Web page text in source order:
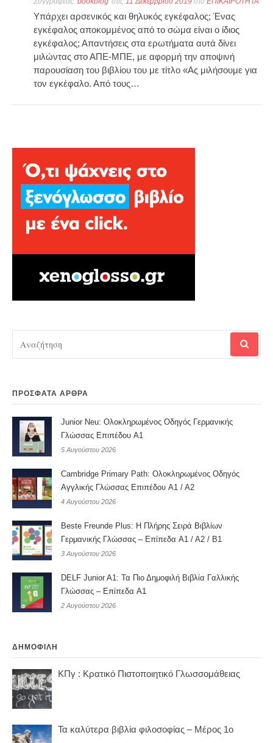
Υπάρχει αρσενικός και θηλυκός εγκέφαλος; Ένας
εγκέφαλος αποκομμένος από το σώμα είναι ο ίδιος
εγκέφαλος; Απαντήσεις στα ερωτήματα αυτά δίνει
μιλώντας στο ΑΠΕ-ΜΠΕ, με αφορμή την αποψινή
παρουσίαση του βιβλίου του με τίτλο «Ας μιλήσουμε για
τον εγκέφαλο. Από τους…
για:
ΠΡΌΣΦΑΤΑ ΆΡΘΡΑ
Junior Neu: Ολοκληρωμένος Οδηγός Γερμανικής
Γλώσσας Επιπέδου A1
5 Αυγούστου 2026
Cambridge Primary Path: Ολοκληρωμένος Οδηγός
Αγγλικής Γλώσσας Επιπέδου A1 / A2
4 Αυγούστου 2026
Beste Freunde Plus: Η Πλήρης Σειρά Βιβλίων
Γερμανικής Γλώσσας – Επίπεδα A1 / A2 / B1
3 Αυγούστου 2026
DELF Junior A1: Τα Πιο Δημοφιλή Βιβλία Γαλλικής
Γλώσσας – Επίπεδα A1
2 Αυγούστου 2026
ΔΗΜΟΦΙΛΗ
ΚΠγ : Κρατικό Πιστοποιητικό Γλωσσομάθειας
Τα καλύτερα βιβλία φιλοσοφίας – Μέρος 1ο